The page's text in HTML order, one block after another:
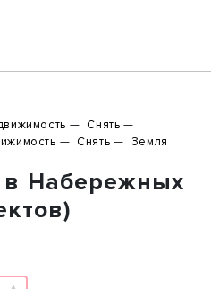
Снять
Снять Земля
Набережных